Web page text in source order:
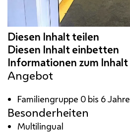
Angebot
Familiengruppe 0 bis 6 Jahre
Besonderheiten
Multilingual